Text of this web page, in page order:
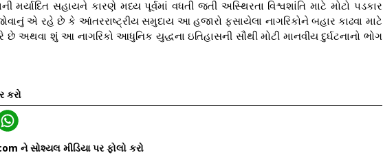
મર્યાદિત સહાયને કારણે મધ્ય પૂર્વમાં વધતી જતી અસ્થિરતા વિશ્વશાંતિ માટે મોટો પડકાર
એ રહે છે કે આંતરરાષ્ટ્રીય સમુદાય આ હજારો ફસાયેલા નાગરિકોને બહાર કાઢવા માટે
છે અથવા શું આ નાગરિકો આધુનિક યુદ્ધના ઇતિહાસની સૌથી મોટી માનવીય દુર્ઘટનાનો ભોગ
કરો
ને સોશ્યલ મીડિયા પર ફોલો કરો